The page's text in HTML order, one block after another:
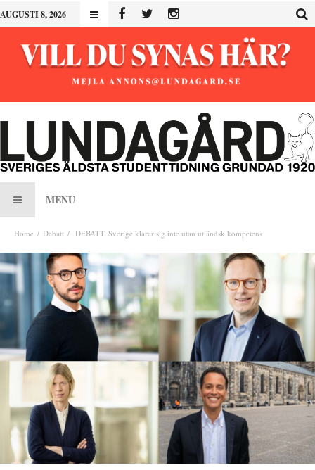
AUGUSTI 8, 2026
MENU
Home Debatt DEBATT: Sverige klarar sig inte utan utländsk kompetens